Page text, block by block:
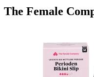
The Female